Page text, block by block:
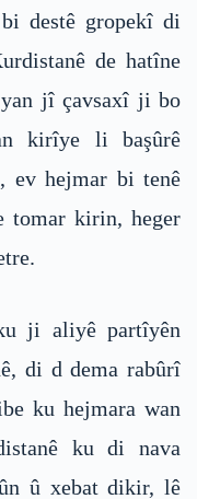
destê gropekî di
de hatîne
jî çavsaxî ji bo
kirîye li başûrê
ev hejmar bi tenê
tomar kirin, heger
ji aliyê partîyên
di d dema rabûrî
ku hejmara wan
ku di nava
û xebat dikir, lê